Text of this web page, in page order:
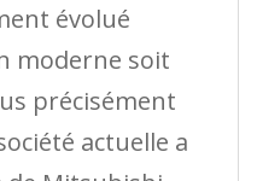
évolué
moderne soit
précisément
actuelle a